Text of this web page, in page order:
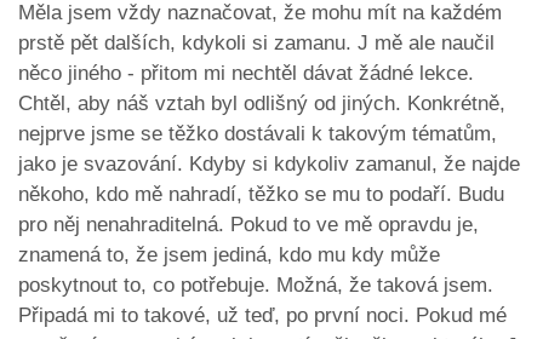
Měla jsem vždy naznačovat, že mohu mít na každém
prstě pět dalších, kdykoli si zamanu. J mě ale naučil
něco jiného - přitom mi nechtěl dávat žádné lekce.
Chtěl, aby náš vztah byl odlišný od jiných. Konkrétně,
nejprve jsme se těžko dostávali k takovým tématům,
jako je svazování. Kdyby si kdykoliv zamanul, že najde
někoho, kdo mě nahradí, těžko se mu to podaří. Budu
pro něj nenahraditelná. Pokud to ve mě opravdu je,
znamená to, že jsem jediná, kdo mu kdy může
poskytnout to, co potřebuje. Možná, že taková jsem.
Připadá mi to takové, už teď, po první noci. Pokud mé